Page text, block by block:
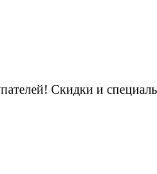
Скидки и